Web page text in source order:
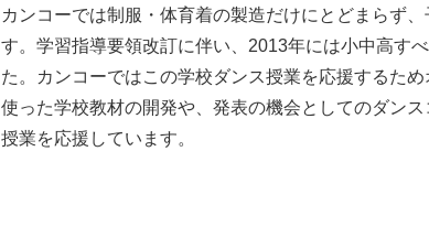
カンコーでは制服・体育着の製造だけにとどまらず
す。学習指導要領改訂に伴い、2013年には小中高す
た。カンコーではこの学校ダンス授業を応援するた
使った学校教材の開発や、発表の機会としてのダン
授業を応援しています。